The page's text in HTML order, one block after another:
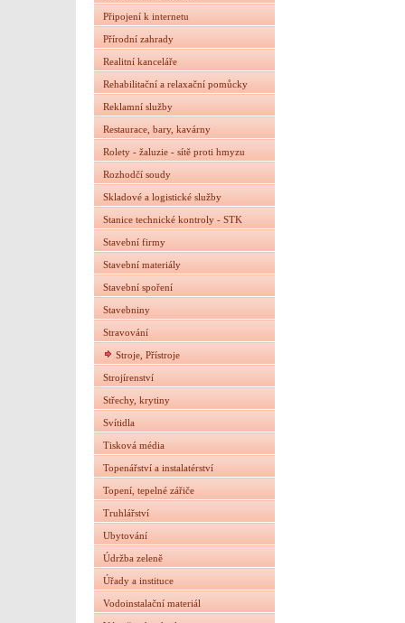
Připojení k internetu
Přírodní zahrady
Realitní kanceláře
Rehabilitační a relaxační pomůcky
Reklamní služby
Restaurace, bary, kavárny
Rolety - žaluzie - sítě proti hmyzu
Rozhodčí soudy
Skladové a logistické služby
Stanice technické kontroly - STK
Stavební firmy
Stavební materiály
Stavební spoření
Stavebniny
Stravování
Stroje, Přístroje
Strojírenství
Střechy, krytiny
Svítidla
Tisková média
Topenářství a instalatérství
Topení, tepelné zářiče
Truhlářství
Ubytování
Údržba zeleně
Úřady a instituce
Vodoinstalační materiál